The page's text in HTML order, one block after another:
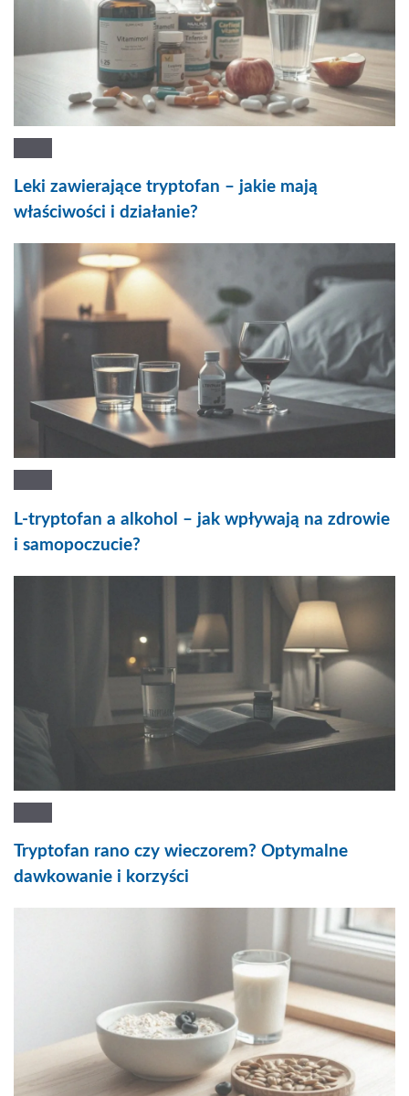
Leki zawierające tryptofan – jakie mają
właściwości i działanie?
L-tryptofan a alkohol – jak wpływają na zdrowie
i samopoczucie?
Tryptofan rano czy wieczorem? Optymalne
dawkowanie i korzyści